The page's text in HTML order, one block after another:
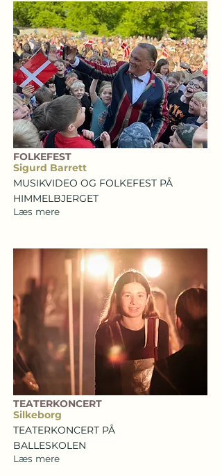
FOLKEFEST
Sigurd Barrett
MUSIKVIDEO OG FOLKEFEST PÅ
HIMMELBJERGET
Læs mere
TEATERKONCERT
Silkeborg
TEATERKONCERT PÅ
BALLESKOLEN
Læs mere